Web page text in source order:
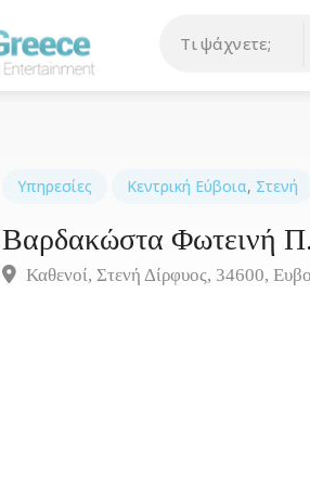
Υπηρεσίες Κεντρική Εύβοια, Στενή
Βαρδακώστα Φωτεινή Π.
Καθενοί, Στενή Δίρφυος, 34600,